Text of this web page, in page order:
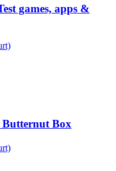
games, apps &
Box